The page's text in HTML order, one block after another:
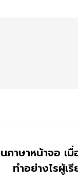
าษาหน้าจอ เ
ทำอย่างไรผู้เ